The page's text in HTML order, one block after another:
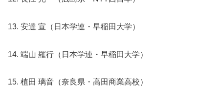
13. 安達 宣（日本学連・早稲田大学）
14. 端山 羅行（日本学連・早稲田大学）
15. 植田 璃音（奈良県・高田商業高校）